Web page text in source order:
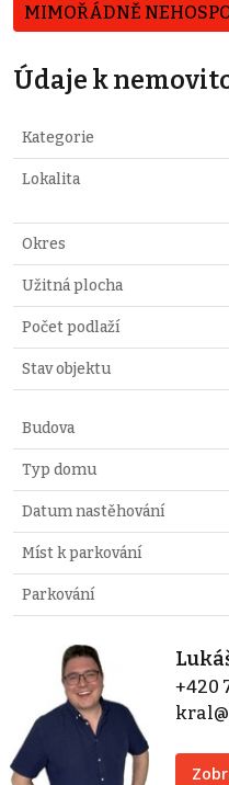
MIMOŘÁDNĚ
Údaje k
Kategorie
Lokalita
Okres
Užitná plocha
Počet podlaží
Stav objektu
Budova
Typ domu
Datum nastěhování
Míst k parkování
Parkování
+420